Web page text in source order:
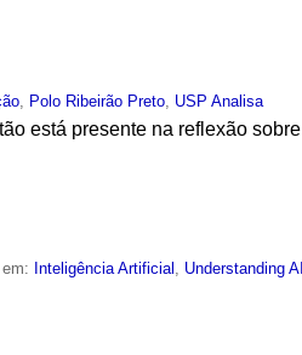
Polo Ribeirão Preto USP Analisa
está presente na reflexão sobre
Inteligência Artificial , Understanding AI